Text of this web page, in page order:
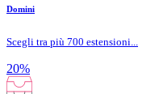
Domini
Scegli tra più 700 estensioni...
20%